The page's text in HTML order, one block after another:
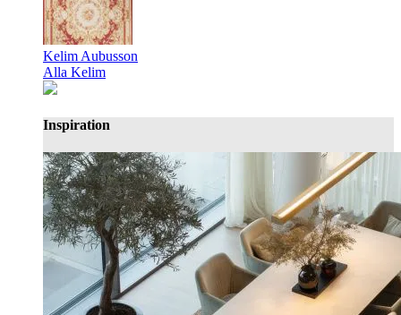
Kelim Aubusson
Alla Kelim
Inspiration